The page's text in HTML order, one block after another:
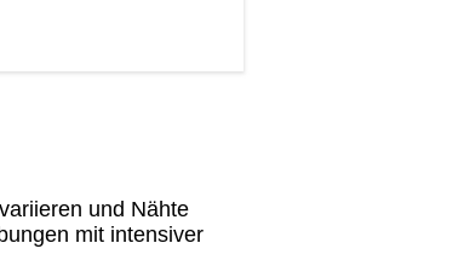
und Nähte
mit intensiver